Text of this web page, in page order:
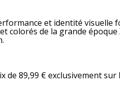
et identité visuelle
colorés de la grande époque
de 89,99 € exclusivement sur